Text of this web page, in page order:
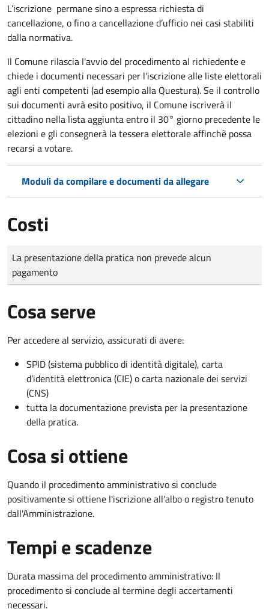
L’iscrizione permane sino a espressa richiesta di
cancellazione, o fino a cancellazione d’ufficio nei casi stabiliti
dalla normativa.
Il Comune rilascia l'avvio del procedimento al richiedente e
chiede i documenti necessari per l'iscrizione alle liste elettorali
agli enti competenti (ad esempio alla Questura). Se il controllo
sui documenti avrà esito positivo, il Comune iscriverà il
cittadino nella lista aggiunta entro il 30° giorno precedente le
elezioni e gli consegnerà la tessera elettorale affinchè possa
recarsi a votare.
Moduli da compilare e documenti da allegare
Costi
Tipo di pagamento
Importo
La presentazione della pratica non prevede alcun
pagamento
Cosa serve
Per accedere al servizio, assicurati di avere:
SPID (sistema pubblico di identità digitale), carta
d’identità elettronica (CIE) o carta nazionale dei servizi
(CNS)
tutta la documentazione prevista per la presentazione
della pratica.
Cosa si ottiene
Quando il procedimento amministrativo si conclude
positivamente si ottiene l'iscrizione all'albo o registro tenuto
dall'Amministrazione.
Tempi e scadenze
Durata massima del procedimento amministrativo: Il
procedimento si conclude al termine degli accertamenti
necessari.